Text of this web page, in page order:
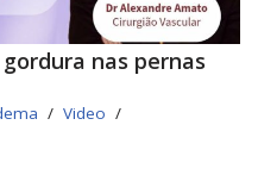
nas pernas
Video